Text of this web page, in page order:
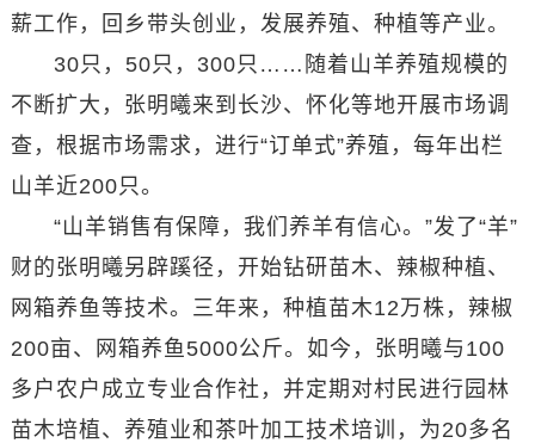
薪工作，回乡带头创业，发展养殖、种植等产业。
30只，50只，300只……随着山羊养殖规模的
不断扩大，张明曦来到长沙、怀化等地开展市场调
查，根据市场需求，进行“订单式”养殖，每年出栏
山羊近200只。
“山羊销售有保障，我们养羊有信心。”发了“羊”
财的张明曦另辟蹊径，开始钻研苗木、辣椒种植、
网箱养鱼等技术。三年来，种植苗木12万株，辣椒
200亩、网箱养鱼5000公斤。如今，张明曦与100
多户农户成立专业合作社，并定期对村民进行园林
苗木培植、养殖业和茶叶加工技术培训，为20多名